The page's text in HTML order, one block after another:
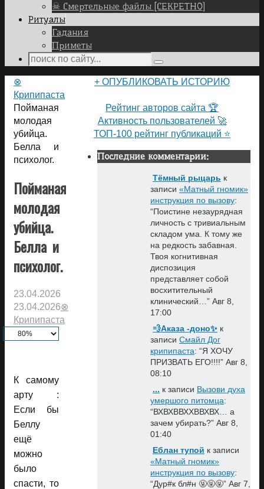
☠ Смертельные файлы [СЕКРЕТНО]
Ритуалы
Гадания
Приметы
Search
Search
Home
⊗
Крипипаста
Пойманая
молодая
убийца.
Белла и
психолог.
Пойманая
молодая
убийца.
Белла и
психолог.
23.04.2026
23.04.2026⊗
Крипипаста
К самому
арту :
Если бы
Беллу
ещё
можно
было
спасти, то
+ ОПУБЛИКОВАТЬ ИСТОРИЮ
Рейтинг авторов сайта 🏆
Активность пользователей 🚀
ТОП-100 рейтинг публикаций ⭐
Последние комментарии:
Тёмный рыцарь к
записи «Матный гномик»
инструкция по вызову:
“Поистине незаурядная
личность с тривиальным
складом ума. К тому же
на редкость забавная.
Твоя когнитивная
диспозиция
представляет собой
восхитительный
клинический… ” Авг 8,
17:00
💨Аказа -доно✨ к
записи Смайл Дог
крипипаста: “Я ХОЧУ
ПРИЗВАТЬ ЕГО!!!!” Авг 8,
08:10
... к записи Вызови духа
умершого питомца:
“ВХВХВВХХВВХВХ… а
зачем убирать?” Авг 8,
01:40
Еблан тупой к записи
«Матный гномик»
инструкция по вызову:
“Дур#к бл#н 🤬🤬🤬” Авг 7,